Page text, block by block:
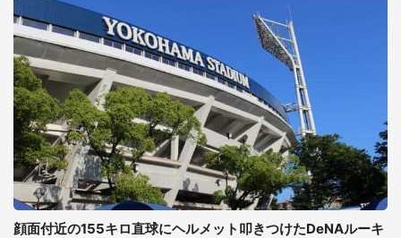
顔面付近の155キロ直球にヘルメット叩きつけたDeNAルーキ